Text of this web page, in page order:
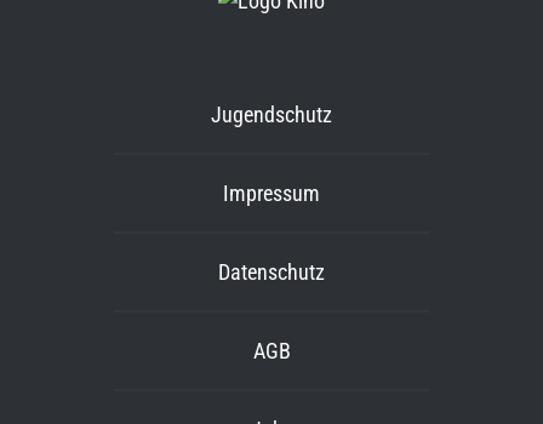
Jugendschutz
Impressum
Datenschutz
AGB